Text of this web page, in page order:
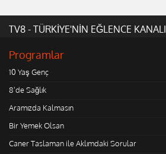
TV8 - TÜRKİYE'NİN EĞLENCE KANALI
Programlar
10 Yaş Genç
8'de Sağlık
Aramızda Kalmasın
Bir Yemek Olsan
Caner Taslaman ile Aklımdaki Sorular